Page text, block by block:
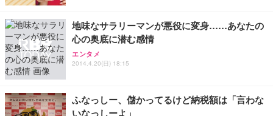
務用 おしゃれ パソコンチェア (ホワイト)
ANDWINT オフィスチェア デスクチェア 肘なし メ
ッシュ 通気性 ランバーサポート付き 腰サポート ガ
ス圧無段階昇降 360度回転 キャスター付き コンパク
【MiniLED/24.5inch/280Hz/FHD】GRAPHT THE S
HOOTER Gaming Monitor 24” Essential ゲーミン
グモニター QD 24.5インチ 1ms FHD 量子ドット 残
ュラー 200枚入【Amazon.co.jp限定】
地味なサラリーマンが悪役に変身……あなたの
心の奥底に潜む感情
エンタメ
2014.4.20(日) 18:15
ふなっしー、儲かってるけど納税額は「言わな
いなっしーよ」